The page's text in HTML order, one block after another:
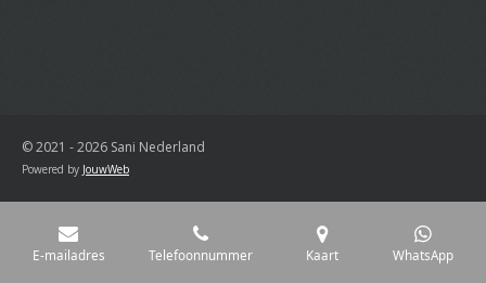
© 2021 - 2026 Sani Nederland
Powered by JouwWeb
E-mailadres Telefoonnummer Kaart WhatsApp